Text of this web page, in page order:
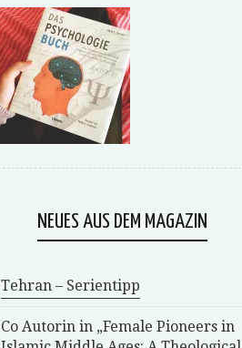
NEUES AUS DEM MAGAZIN
Tehran – Serientipp
Co Autorin in „Female Pioneers in